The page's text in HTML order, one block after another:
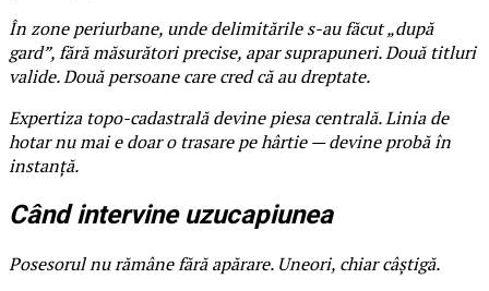
În zone periurbane, unde delimitările s-au făcut „după
gard”, fără măsurători precise, apar suprapuneri. Două titluri
valide. Două persoane care cred că au dreptate.
Expertiza topo-cadastrală devine piesa centrală. Linia de
hotar nu mai e doar o trasare pe hârtie — devine probă în
instanță.
Când intervine uzucapiunea
Posesorul nu rămâne fără apărare. Uneori, chiar câștigă.